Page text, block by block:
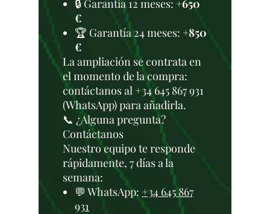
🔒 Garantía 12 meses: +650
€
🏆 Garantía 24 meses: +850
€
La ampliación se contrata en
el momento de la compra:
contáctanos al +34 645 867 931
(WhatsApp) para añadirla.
📞 ¿Alguna pregunta?
Contáctanos
Nuestro equipo te responde
rápidamente, 7 días a la
semana:
💬 WhatsApp: +34 645 867
931